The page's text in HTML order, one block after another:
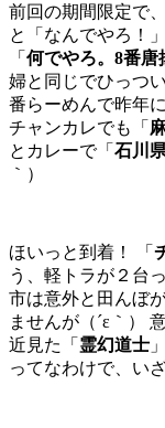
前回の期間限定で
と「なんでやろ！
「 何でやろ。8番唐
婦と同じでひっつ
番らーめんで昨年
チャンカレでも「
とカレーで「 石川
｀）
ほいっと到着！ 「
う、軽トラが２台
市は意外と田んぼ
ませんが（´ε｀）
近見た「 霊幻道士
ってなわけで、いざ